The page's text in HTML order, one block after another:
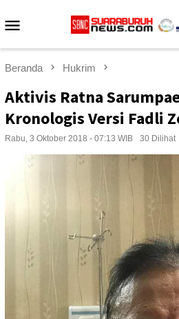
ke
Beranda Hukrim
Aktivis Ratna
Kronologis Versi Fadli
Rabu, 3 Oktober 2018 - 07:13 WIB 30 Dilihat